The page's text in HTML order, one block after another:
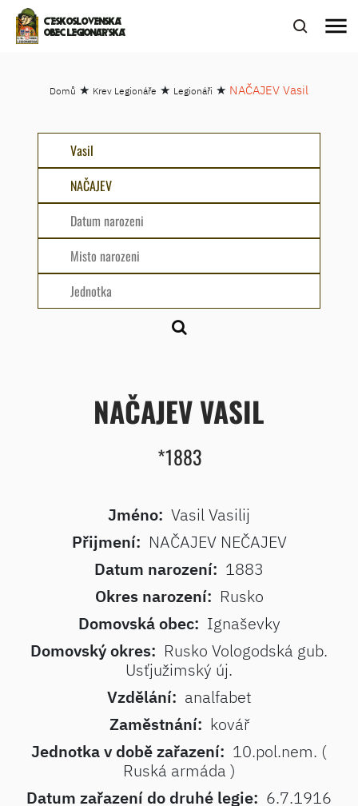
ČESKOSLOVENSKÁ
OBEC LEGIONÁŘSKÁ
menu
Domů ★ Krev Legionáře ★ Legionáři ★ NAČAJEV Vasil
NAČAJEV VASIL
*1883
Jméno: Vasil Vasilij
Přijmení: NAČAJEV NEČAJEV
Datum narození: 1883
Okres narození: Rusko
Domovská obec: Ignaševky
Domovský okres: Rusko Vologodská gub.
Usťjužimský új.
Vzdělání: analfabet
Zaměstnání: kovář
Jednotka v době zařazení: 10.pol.nem. (
Ruská armáda )
Datum zařazení do druhé legie: 6.7.1916